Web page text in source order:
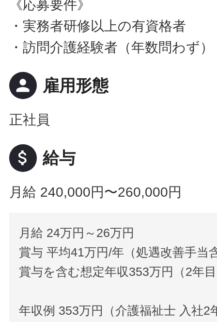
《応募要件》
・実務者研修以上の有資格者
・訪問介護経験者（年数問わず）
person 雇用形態
正社員
attach_money 給与
月給 240,000円〜260,000円
月給 24万円～26万円
賞与 平均41万円/年（処遇改善手当
賞与を含む想定年収353万円（2年
年収例 353万円（介護福祉士 入社2